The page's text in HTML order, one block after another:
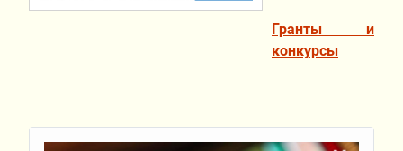
Гранты и
конкурсы